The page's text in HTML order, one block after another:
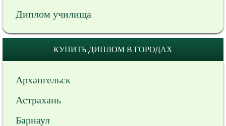
Диплом училища
КУПИТЬ ДИПЛОМ В ГОРОДАХ
Архангельск
Астрахань
Барнаул